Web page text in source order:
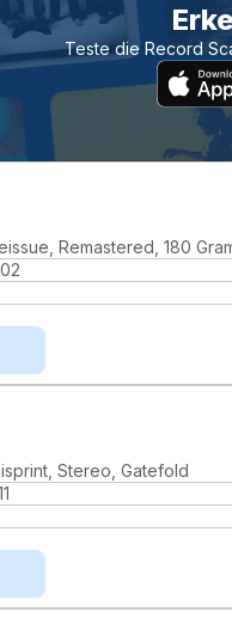
Teste die Record
Remastered, 180
Stereo, Gatefold